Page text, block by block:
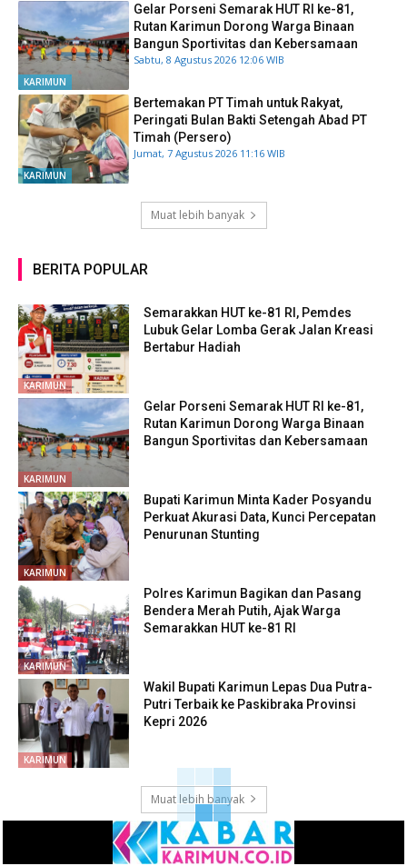
KARIMUN
Gelar Porseni Semarak HUT RI ke-81,
Rutan Karimun Dorong Warga Binaan
Bangun Sportivitas dan Kebersamaan
Sabtu, 8 Agustus 2026 12:06 WIB
KARIMUN
Bertemakan PT Timah untuk Rakyat,
Peringati Bulan Bakti Setengah Abad PT
Timah (Persero)
Jumat, 7 Agustus 2026 11:16 WIB
Muat lebih banyak
BERITA POPULAR
KARIMUN
Semarakkan HUT ke-81 RI, Pemdes
Lubuk Gelar Lomba Gerak Jalan Kreasi
Bertabur Hadiah
KARIMUN
Gelar Porseni Semarak HUT RI ke-81,
Rutan Karimun Dorong Warga Binaan
Bangun Sportivitas dan Kebersamaan
KARIMUN
Bupati Karimun Minta Kader Posyandu
Perkuat Akurasi Data, Kunci Percepatan
Penurunan Stunting
KARIMUN
Polres Karimun Bagikan dan Pasang
Bendera Merah Putih, Ajak Warga
Semarakkan HUT ke-81 RI
KARIMUN
Wakil Bupati Karimun Lepas Dua Putra-
Putri Terbaik ke Paskibraka Provinsi
Kepri 2026
Muat lebih banyak